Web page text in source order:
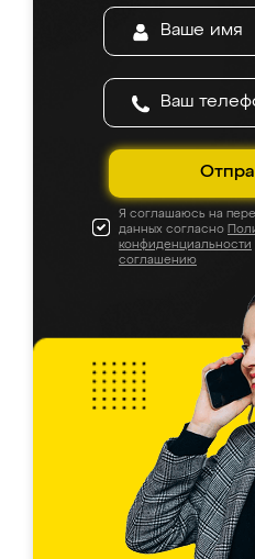
Я соглашаюсь на
данных согласно
конфиденциальности
соглашению